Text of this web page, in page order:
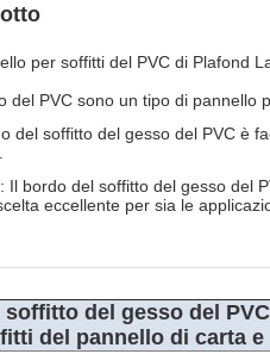
per soffitti del PVC di Plafond
del PVC sono un tipo di
del soffitto del gesso del PVC è
Il bordo del soffitto del gesso del
eccellente per sia le
soffitto del gesso del
del pannello di carta e